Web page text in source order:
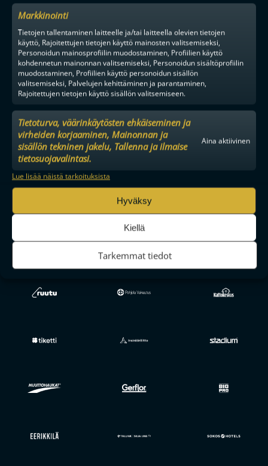
Markkinointi
Tietojen tallentaminen laitteelle ja/tai laitteella olevien tietojen
käyttö, Rajoitettujen tietojen käyttö mainosten valitsemiseksi,
Personoidun mainosprofiilin muodostaminen, Profiilien käyttö
kohdennetun mainonnan valitsemiseksi, Personoidun sisältöprofiilin
muodostaminen, Profiilien käyttö personoidun sisällön
valitsemiseksi, Palvelujen kehittäminen ja parantaminen,
Rajoitettujen tietojen käyttö sisällön valitsemiseen.
Tietoturva, väärinkäytösten ehkäiseminen ja
virheiden korjaaminen, Mainonnan ja
sisällön tekninen jakelu, Tallenna ja ilmaise
tietosuojavalintasi.
Aina aktiivinen
Lue lisää näistä tarkoituksista
Hyväksy
Kiellä
Tarkemmat tiedot
Tilaa uutiskirje
Saat kirjeen noin kerran kuukaudessa F-liigakauden alusta
ratkaisuhetkiin asti.
TILAA
F-LIIGANKUMPPANIT